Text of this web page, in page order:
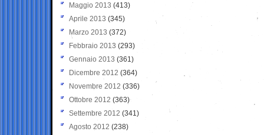
Maggio 2013 (413)
Aprile 2013 (345)
Marzo 2013 (372)
Febbraio 2013 (293)
Gennaio 2013 (361)
Dicembre 2012 (364)
Novembre 2012 (336)
Ottobre 2012 (363)
Settembre 2012 (341)
Agosto 2012 (238)